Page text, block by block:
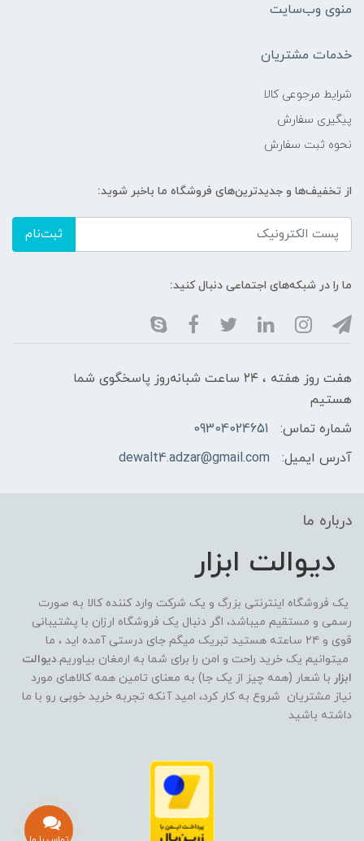
منوی وب‌سایت
خدمات مشتریان
شرایط مرجوعی کالا
پیگیری سفارش
نحوه ثبت سفارش
از تخفیف‌ها و جدیدترین‌های فروشگاه ما باخبر شوید:
ثبت‌نام
ما را در شبکه‌های اجتماعی دنبال کنید:
هفت روز هفته ، ۲۴ ساعت شبانه‌روز پاسخگوی شما
هستیم
شماره تماس:
09304024651
آدرس ایمیل:
dewalt4.adzar@gmail.com
درباره ما
دیوالت ابزار
یک فروشگاه اینترنتی بزرگ و یک شرکت وارد کننده کالا به صورت
رسمی و مستقیم میباشد، اگر دنبال یک فروشگاه ارزان با پشتیبانی
قوی و ۲۴ ساعته هستید تبریک میگم جای درستی آمده اید ، ما
میتوانیم یک خرید راحت و امن را برای شما به ارمغان بیاوریم.دیوالت
ابزار با شعار (همه چیز از یک جا) به معنای تامین همه کالاهای مورد
نیاز مشتریان شروع به کار کرد، امید آنکه تجربه خرید خوبی رو با ما
داشته باشید